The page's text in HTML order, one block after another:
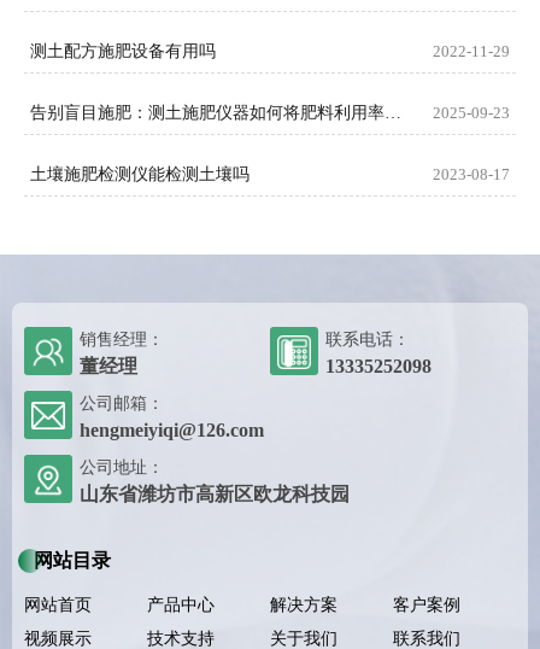
测土配方施肥设备有用吗 2022-11-29
2025-09-23
土壤施肥检测仪能检测土壤吗 2023-08-17
销售经理：
董经理
联系电话：
13335252098
公司邮箱：
hengmeiyiqi@126.com
公司地址：
山东省潍坊市高新区欧龙科技园
网站目录
网站首页 产品中心 解决方案
客户案例
视频展示
技术支持 关于我们
联系我们